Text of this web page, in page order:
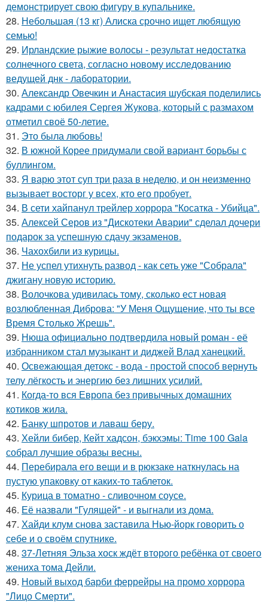
демонстрирует свою фигуру в купальнике.
28. Небольшая (13 кг) Алиска срочно ищет любящую
семью!
29. Ирландские рыжие волосы - результат недостатка
солнечного света, согласно новому исследованию
ведущей днк - лаборатории.
30. Александр Овечкин и Анастасия шубская поделились
кадрами с юбилея Сергея Жукова, который с размахом
отметил своё 50-летие.
31. Это была любовь!
32. В южной Корее придумали свой вариант борьбы с
буллингом.
33. Я варю этот суп три раза в неделю, и он неизменно
вызывает восторг у всех, кто его пробует.
34. В сети хайпанул трейлер хоррора "Косатка - Убийца".
35. Алексей Серов из "Дискотеки Аварии" сделал дочери
подарок за успешную сдачу экзаменов.
36. Чахохбили из курицы.
37. Не успел утихнуть развод - как сеть уже "Собрала"
джигану новую историю.
38. Волочкова удивилась тому, сколько ест новая
возлюбленная Диброва: "У Меня Ощущение, что ты все
Время Столько Жрешь".
39. Нюша официально подтвердила новый роман - её
избранником стал музыкант и диджей Влад ханецкий.
40. Освежающая детокс - вода - простой способ вернуть
телу лёгкость и энергию без лишних усилий.
41. Когда-то вся Европа без привычных домашних
котиков жила.
42. Банку шпротов и лаваш беру.
43. Хейли бибер, Кейт хадсон, бэкхэмы: Time 100 Gala
собрал лучшие образы весны.
44. Перебирала его вещи и в рюкзаке наткнулась на
пустую упаковку от каких-то таблеток.
45. Курица в томатно - сливочном соусе.
46. Её назвали "Гулящей" - и выгнали из дома.
47. Хайди клум снова заставила Нью-йорк говорить о
себе и о своём спутнике.
48. 37-Летняя Эльза хоск ждёт второго ребёнка от своего
жениха тома Дейли.
49. Новый выход барби феррейры на промо хоррора
"Лицо Смерти".